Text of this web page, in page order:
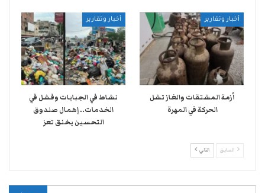
أخبار وتقارير
أزمة المشتقات والغاز تشل
الحركة في المهرة ​
أخبار وتقارير
نشاط في الجبايات وفشل في
الخدمات.. إهمال صندوق
التحسين يخنق تعز
السابق التالي